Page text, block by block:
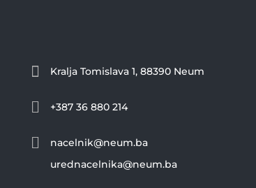
 Kralja Tomislava 1, 88390 Neum
 +387 36 880 214

nacelnik@neum.ba
urednacelnika@neum.ba